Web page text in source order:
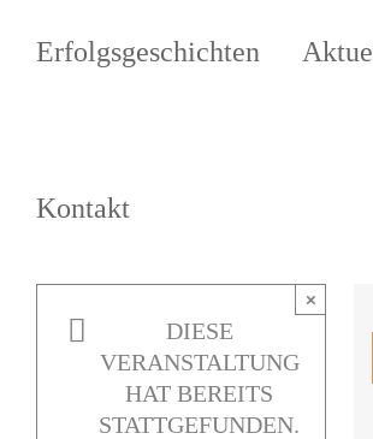
Erfolgsgeschichten
Kontakt
DIESE
VERANSTALTUNG
HAT BEREITS
STATTGEFUNDEN.
×
Gründungsinteressierte
6. November
2023 | 16:00-